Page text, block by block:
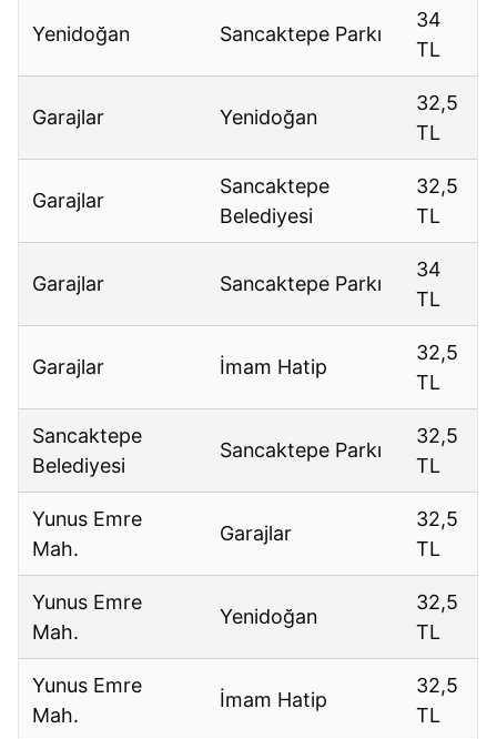
Yenidoğan Sancaktepe Parkı
34
TL
Garajlar Yenidoğan
32,5
TL
Garajlar
Sancaktepe
Belediyesi
32,5
TL
Garajlar Sancaktepe Parkı
34
TL
Garajlar İmam Hatip
32,5
TL
Sancaktepe
Belediyesi
Sancaktepe Parkı
32,5
TL
Yunus Emre
Mah.
Garajlar
32,5
TL
Yunus Emre
Mah.
Yenidoğan
32,5
TL
Yunus Emre
Mah.
İmam Hatip
32,5
TL